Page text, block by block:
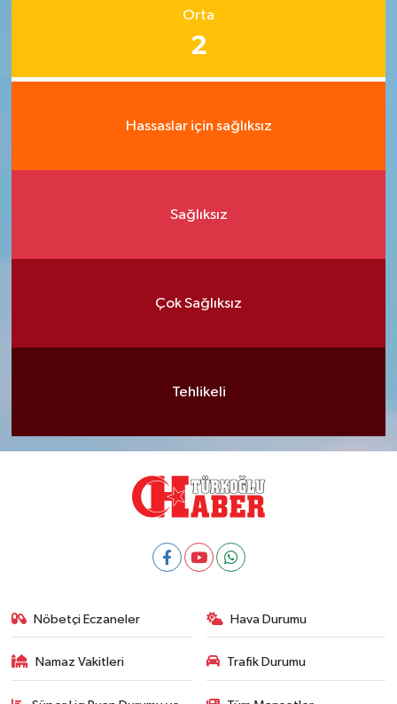
Orta
2
Hassaslar için sağlıksız
Sağlıksız
Çok Sağlıksız
Tehlikeli
Nöbetçi Eczaneler Hava Durumu
Namaz Vakitleri Trafik Durumu